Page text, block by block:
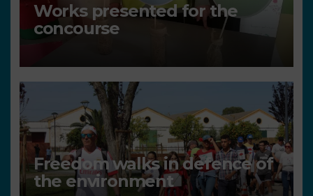
Works presented for the
concourse
Freedom walks in defence of
the environment